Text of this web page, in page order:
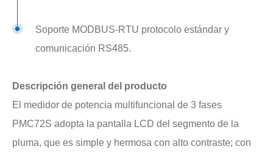
Soporte MODBUS-RTU protocolo estándar y
comunicación RS485.
Descripción general del producto
El medidor de potencia multifuncional de 3 fases
PMC72S adopta la pantalla LCD del segmento de la
pluma, que es simple y hermosa con alto contraste; con